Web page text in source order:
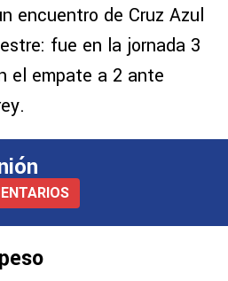
encuentro de Cruz Azul
fue en la jornada 3
el empate a 2 ante